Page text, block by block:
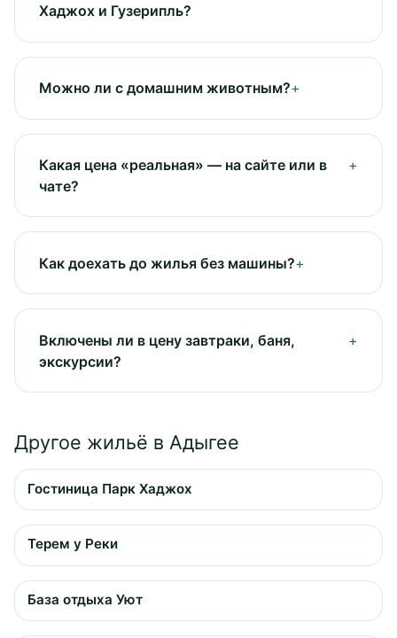
Хаджох и Гузерипль?
Можно ли с домашним животным?
Какая цена «реальная» — на сайте или в
чате?
Как доехать до жилья без машины?
Включены ли в цену завтраки, баня,
экскурсии?
Другое жильё в Адыгее
Гостиница Парк Хаджох
Терем у Реки
База отдыха Уют